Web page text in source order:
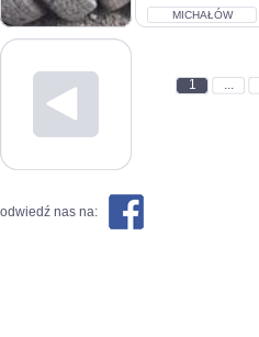
MICHAŁÓW
1 ...
odwiedź nas na: